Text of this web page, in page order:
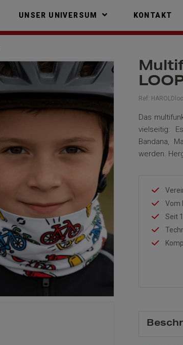
UNSER UNIVERSUM KONTAKT
Ref:
Das
vielseitig:
Bandana,
werden.
Vom
Seit